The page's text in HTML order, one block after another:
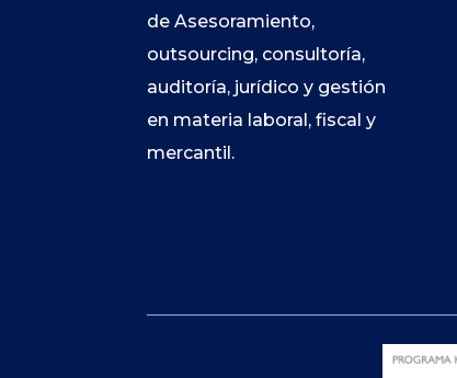
de Asesoramiento,
outsourcing, consultoría,
auditoría, jurídico y gestión
en materia laboral, fiscal y
mercantil.